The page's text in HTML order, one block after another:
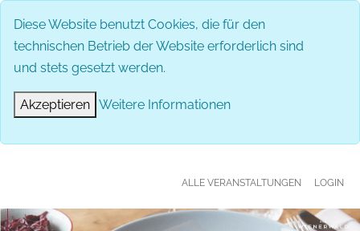
Diese Website benutzt Cookies, die für den
technischen Betrieb der Website erforderlich sind
und stets gesetzt werden.
Akzeptieren Weitere Informationen
ALLE VERANSTALTUNGEN LOGIN
MENÜ